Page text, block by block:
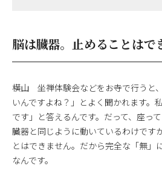
脳は臓器。止めることはで
横山 坐禅体験会などをお寺で行うと
いんですよね？」とよく聞かれます。
です」と答えるんです。だって、座っ
臓器と同じように動いているわけです
とはできません。だから完全な「無」
なんです。